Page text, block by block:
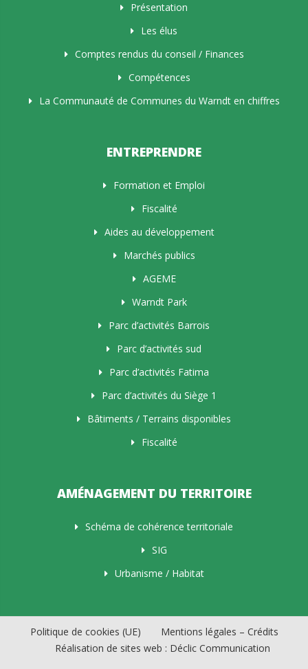
Présentation
Les élus
Comptes rendus du conseil / Finances
Compétences
La Communauté de Communes du Warndt en chiffres
ENTREPRENDRE
Formation et Emploi
Fiscalité
Aides au développement
Marchés publics
AGEME
Warndt Park
Parc d’activités Barrois
Parc d’activités sud
Parc d’activités Fatima
Parc d’activités du Siège 1
Bâtiments / Terrains disponibles
Fiscalité
AMÉNAGEMENT DU TERRITOIRE
Schéma de cohérence territoriale
SIG
Urbanisme / Habitat
Politique de cookies (UE)
Mentions légales – Crédits
Réalisation de sites web : Déclic Communication